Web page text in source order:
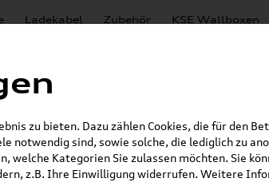
Ladekabel Zubehör KSE Wallboxen
zu bieten. Dazu zählen Cookies, die für den
notwendig sind, sowie solche, die lediglich zu
Kategorien Sie zulassen möchten. Sie
z.B. Ihre Einwilligung widerrufen. Weitere